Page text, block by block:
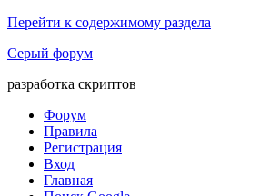
Перейти к содержимому раздела
Серый форум
разработка скриптов
Форум
Правила
Регистрация
Вход
Главная